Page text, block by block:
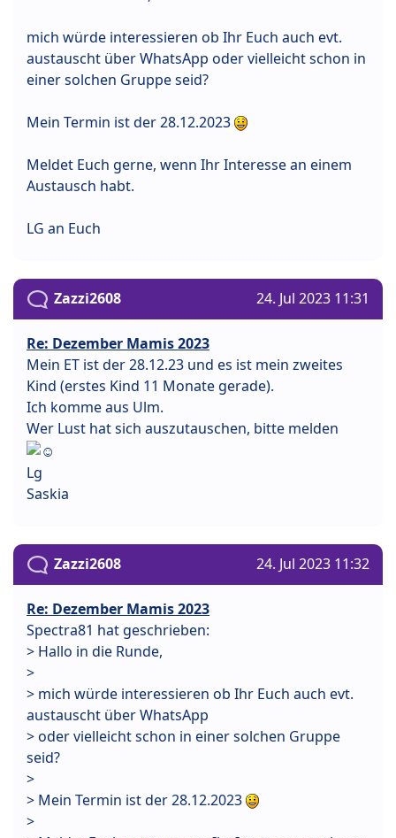
mich würde interessieren ob Ihr Euch auch evt.
austauscht über WhatsApp oder vielleicht schon in
einer solchen Gruppe seid?
Mein Termin ist der 28.12.2023
Meldet Euch gerne, wenn Ihr Interesse an einem
Austausch habt.
LG an Euch
Zazzi2608 24. Jul 2023 11:31
Re: Dezember Mamis 2023
Mein ET ist der 28.12.23 und es ist mein zweites
Kind (erstes Kind 11 Monate gerade).
Ich komme aus Ulm.
Wer Lust hat sich auszutauschen, bitte melden
Lg
Saskia
Zazzi2608 24. Jul 2023 11:32
Re: Dezember Mamis 2023
Spectra81 hat geschrieben:
> Hallo in die Runde,
>
> mich würde interessieren ob Ihr Euch auch evt.
austauscht über WhatsApp
> oder vielleicht schon in einer solchen Gruppe
seid?
>
> Mein Termin ist der 28.12.2023
>